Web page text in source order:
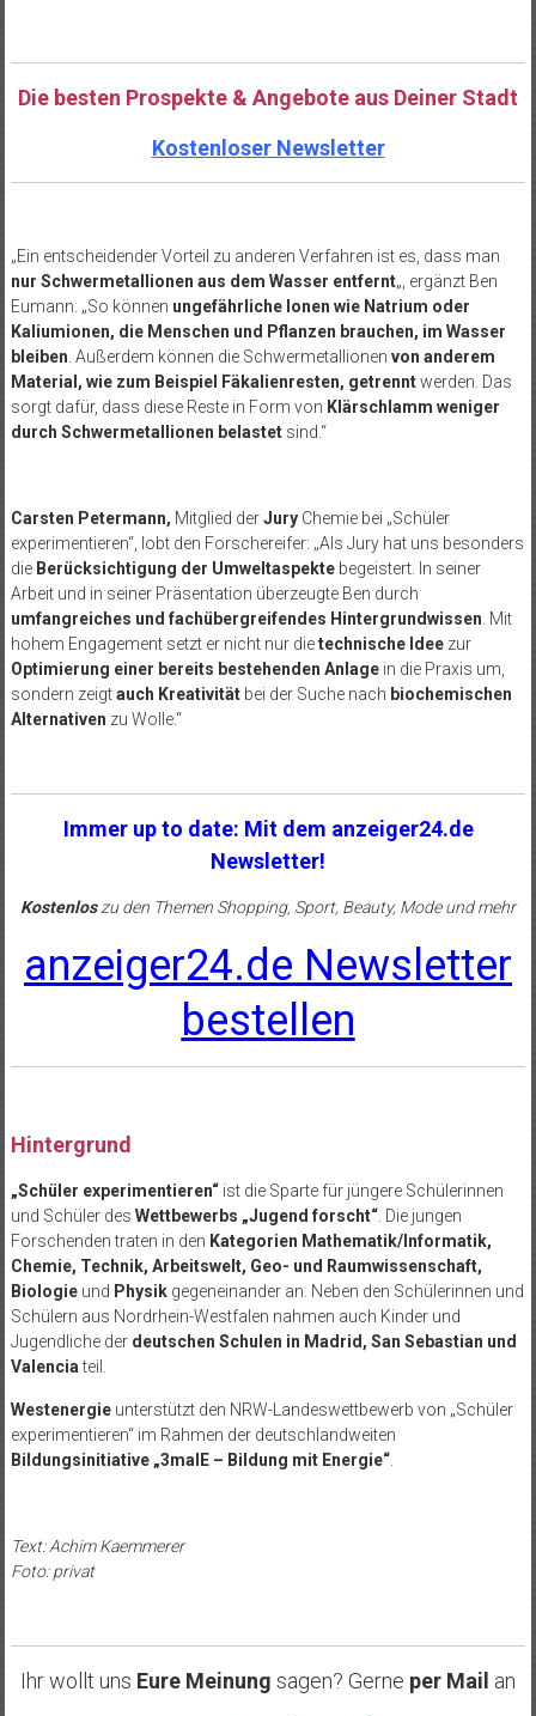
Die besten Prospekte & Angebote aus Deiner Stadt
Kostenloser Newsletter
„Ein entscheidender Vorteil zu anderen Verfahren ist es, dass man
nur Schwermetallionen aus dem Wasser entfernt„, ergänzt Ben
Eumann. „So können ungefährliche Ionen wie Natrium oder
Kaliumionen, die Menschen und Pflanzen brauchen, im Wasser
bleiben . Außerdem können die Schwermetallionen von anderem
Material, wie zum Beispiel Fäkalienresten, getrenntwerden. Das
sorgt dafür, dass diese Reste in Form von Klärschlamm weniger
durch Schwermetallionen belastetsind.“
Carsten Petermann, Mitglied derJuryChemie bei „Schüler
experimentieren“, lobt den Forschereifer: „Als Jury hat uns besonders
die Berücksichtigung der Umweltaspektebegeistert. In seiner
Arbeit und in seiner Präsentation überzeugte Ben durch
umfangreiches und fachübergreifendes Hintergrundwissen . Mit
hohem Engagement setzt er nicht nur dietechnische Ideezur
Optimierung einer bereits bestehenden Anlagein die Praxis um,
sondern zeigtauch Kreativitätbei der Suche nach biochemischen
Alternativen zu Wolle.“
Immer up to date: Mit dem anzeiger24.de
Newsletter!
Kostenloszu den Themen Shopping, Sport, Beauty, Mode und mehr
anzeiger24.de Newsletter
bestellen
Hintergrund
„Schüler experimentieren“ist die Sparte für jüngere Schülerinnen
und Schüler des Wettbewerbs „Jugend forscht“. Die jungen
Forschenden traten in den Kategorien Mathematik/Informatik,
Chemie, Technik, Arbeitswelt, Geo- und Raumwissenschaft,
Biologieund Physikgegeneinander an. Neben den Schülerinnen und
Schülern aus Nordrhein-Westfalen nahmen auch Kinder und
Jugendliche der deutschen Schulen in Madrid, San Sebastian und
Valenciateil.
Westenergieunterstützt den NRW-Landeswettbewerb von „Schüler
experimentieren“ im Rahmen der deutschlandweiten
Bildungsinitiative „3malE – Bildung mit Energie“.
Text: Achim Kaemmerer
Foto: privat
Ihr wollt uns Eure Meinung sagen? Gerne per Mail an